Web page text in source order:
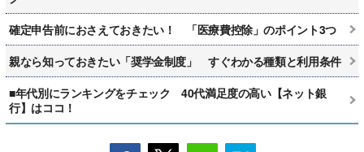
確定申告前におさえておきたい！ 「医療費控除」のポイント3つ
親なら知っておきたい「奨学金制度」 すぐわかる種類と利用条件
■年代別にランキングをチェック 40代満足度の高い【ネット銀
行】はココ！